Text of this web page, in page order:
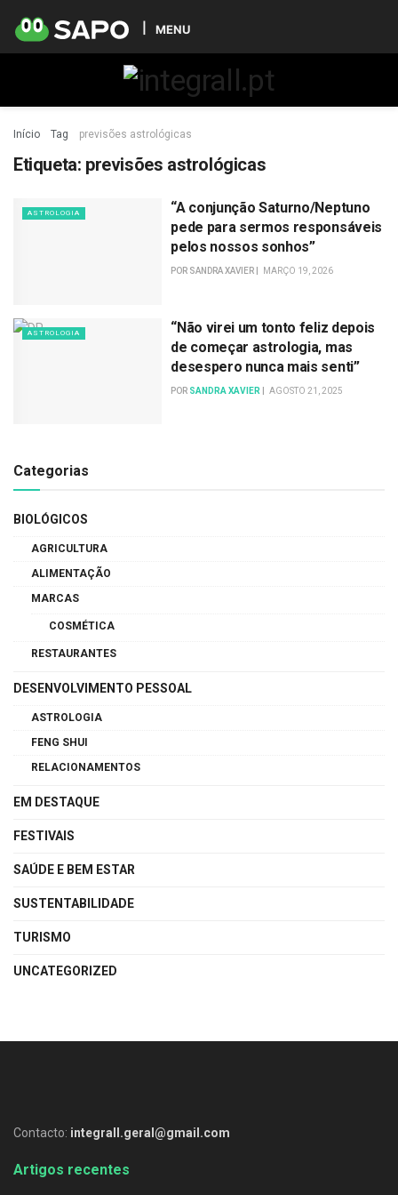
MENU
Início Tag previsões astrológicas
Etiqueta: previsões astrológicas
ASTROLOGIA
“A conjunção Saturno/Neptuno
pede para sermos responsáveis
pelos nossos sonhos”
POR SANDRA XAVIER MARÇO 19, 2026
ASTROLOGIA
“Não virei um tonto feliz depois
de começar astrologia, mas
desespero nunca mais senti”
POR SANDRA XAVIER AGOSTO 21, 2025
Categorias
BIOLÓGICOS
AGRICULTURA
ALIMENTAÇÃO
MARCAS
COSMÉTICA
RESTAURANTES
DESENVOLVIMENTO PESSOAL
ASTROLOGIA
FENG SHUI
RELACIONAMENTOS
EM DESTAQUE
FESTIVAIS
SAÚDE E BEM ESTAR
SUSTENTABILIDADE
TURISMO
UNCATEGORIZED
Contacto: integrall.geral@gmail.com
Artigos recentes